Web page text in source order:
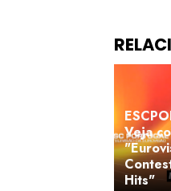
Veja
Hits"